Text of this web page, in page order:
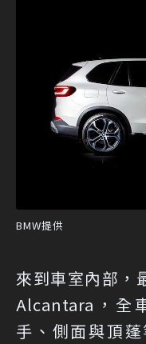
BMW提供
來到車室內部，
Alcantara，全
手、側面與頂